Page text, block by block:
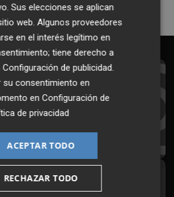
al Boletín
a primera hora en tu email
suscribirme!
en redes
Sus elecciones se aplican
web. Algunos proveedores
en el interés legítimo en
tiene derecho a
Configuración de publicidad.
su consentimiento en
enConfiguración de
de privacidad
ACEPTAR TODO
RECHAZAR TODO